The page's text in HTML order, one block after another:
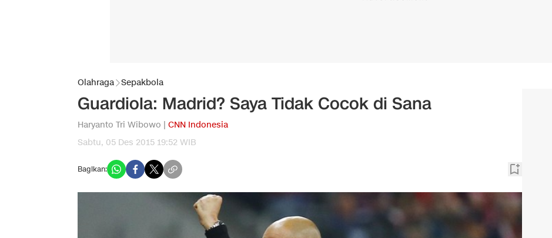
Olahraga Sepakbola
Guardiola: Madrid? Saya Tidak Cocok di Sana
Haryanto Tri Wibowo | CNN Indonesia
Sabtu, 05 Des 2015 19:52 WIB
Bagikan: